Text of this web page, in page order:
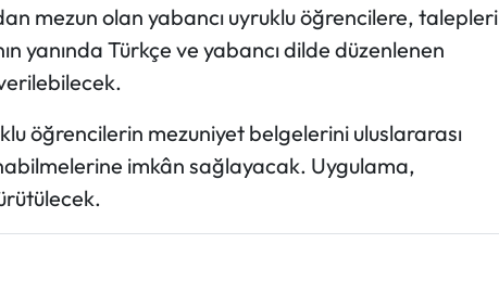
mezun olan yabancı uyruklu öğrencilere, talepleri
yanında Türkçe ve yabancı dilde düzenlenen
öğrencilerin mezuniyet belgelerini uluslararası
imkân sağlayacak. Uygulama,